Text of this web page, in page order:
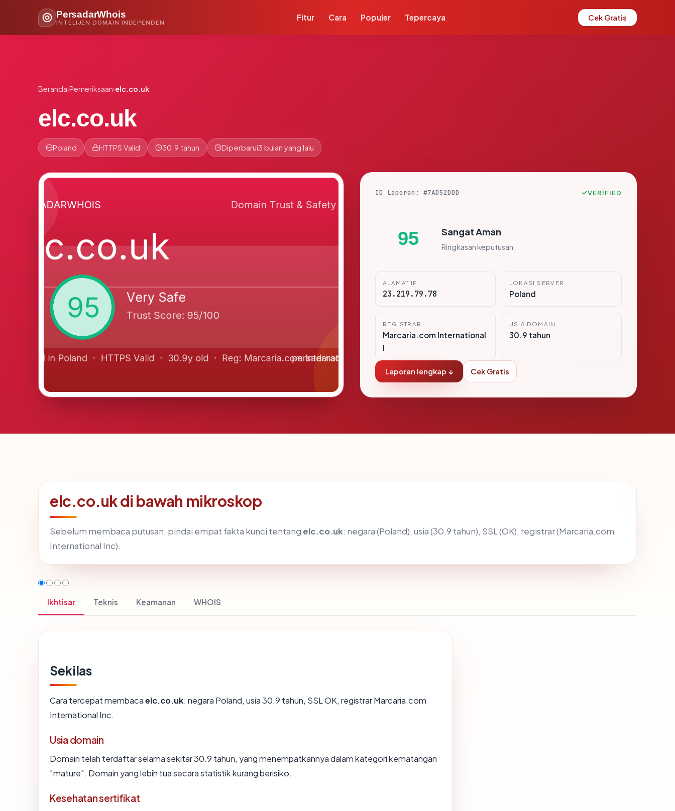
PersadarWhois
INTELIJEN DOMAIN INDEPENDEN
Fitur Cara Populer Tepercaya Cek Gratis
Beranda›Pemeriksaan›elc.co.uk
elc.co.uk
Poland HTTPS Valid 30.9 tahun Diperbarui3 bulan yang lalu
ID Laporan: #7AD52DDD VERIFIED
95 Sangat Aman
Ringkasan keputusan
ALAMAT IP
23.219.79.78
LOKASI SERVER
Poland
REGISTRAR
Marcaria.com International
I
USIA DOMAIN
30.9 tahun
Laporan lengkap ↓ Cek Gratis
elc.co.uk di bawah mikroskop
Sebelum membaca putusan, pindai empat fakta kunci tentang elc.co.uk: negara (Poland), usia (30.9 tahun), SSL (OK), registrar (Marcaria.com
International Inc).
Ikhtisar Teknis Keamanan WHOIS
Sekilas
Cara tercepat membacaelc.co.uk: negara Poland, usia 30.9 tahun, SSL OK, registrar Marcaria.com
International Inc.
Usia domain
Domain telah terdaftar selama sekitar 30.9 tahun, yang menempatkannya dalam kategori kematangan
"mature". Domain yang lebih tua secara statistik kurang berisiko.
Kesehatan sertifikat